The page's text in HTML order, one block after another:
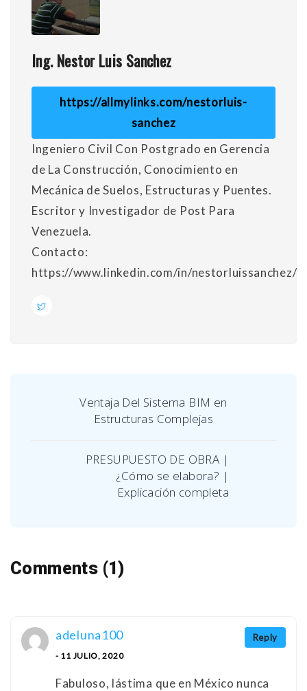
Ing. Nestor Luis Sanchez
https://allmylinks.com/nestorluis-
sanchez
Ingeniero Civil Con Postgrado en Gerencia
de La Construcción, Conocimiento en
Mecánica de Suelos, Estructuras y Puentes.
Escritor y Investigador de Post Para
Venezuela.
Contacto:
https://www.linkedin.com/in/nestorluissanchez/
Ventaja Del Sistema BIM en
Estructuras Complejas
PRESUPUESTO DE OBRA |
¿Cómo se elabora? |
Explicación completa
Comments (1)
Reply
adeluna100
- 11 JULIO, 2020
Fabuloso, lástima que en México nunca